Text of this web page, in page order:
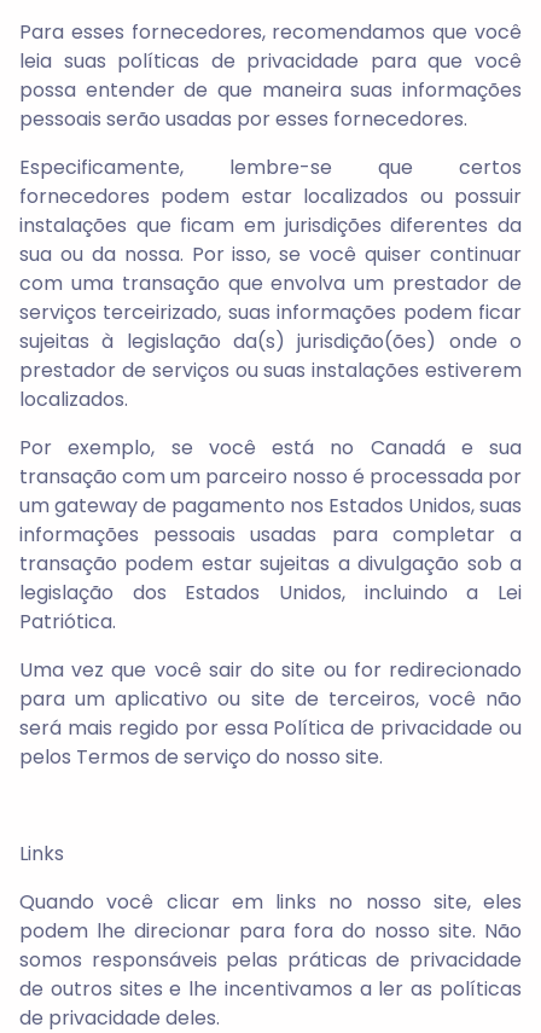
Para esses fornecedores, recomendamos que você
leia suas políticas de privacidade para que você
possa entender de que maneira suas informações
pessoais serão usadas por esses fornecedores.
Especificamente, lembre-se que certos
fornecedores podem estar localizados ou possuir
instalações que ficam em jurisdições diferentes da
sua ou da nossa. Por isso, se você quiser continuar
com uma transação que envolva um prestador de
serviços terceirizado, suas informações podem ficar
sujeitas à legislação da(s) jurisdição(ões) onde o
prestador de serviços ou suas instalações estiverem
localizados.
Por exemplo, se você está no Canadá e sua
transação com um parceiro nosso é processada por
um gateway de pagamento nos Estados Unidos, suas
informações pessoais usadas para completar a
transação podem estar sujeitas a divulgação sob a
legislação dos Estados Unidos, incluindo a Lei
Patriótica.
Uma vez que você sair do site ou for redirecionado
para um aplicativo ou site de terceiros, você não
será mais regido por essa Política de privacidade ou
pelos Termos de serviço do nosso site.
Links
Quando você clicar em links no nosso site, eles
podem lhe direcionar para fora do nosso site. Não
somos responsáveis pelas práticas de privacidade
de outros sites e lhe incentivamos a ler as políticas
de privacidade deles.